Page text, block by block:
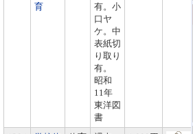
育
有。小
口ヤ
ケ。中
表紙切
り取り
有。
昭和
11年
東洋図
書